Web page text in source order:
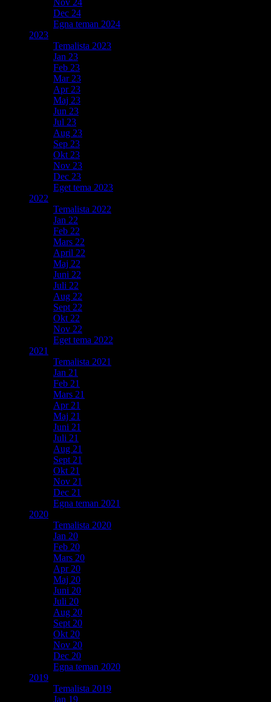
Dec 24
Egna teman 2024
2023
Temalista 2023
Jan 23
Feb 23
Mar 23
Apr 23
Maj 23
Jun 23
Jul 23
Aug 23
Sep 23
Okt 23
Nov 23
Dec 23
Eget tema 2023
2022
Temalista 2022
Jan 22
Feb 22
Mars 22
April 22
Maj 22
Juni 22
Juli 22
Aug 22
Sept 22
Okt 22
Nov 22
Eget tema 2022
2021
Temalista 2021
Jan 21
Feb 21
Mars 21
Apr 21
Maj 21
Juni 21
Juli 21
Aug 21
Sept 21
Okt 21
Nov 21
Dec 21
Egna teman 2021
2020
Temalista 2020
Jan 20
Feb 20
Mars 20
Apr 20
Maj 20
Juni 20
Juli 20
Aug 20
Sept 20
Okt 20
Nov 20
Dec 20
Egna teman 2020
2019
Temalista 2019
Jan 19